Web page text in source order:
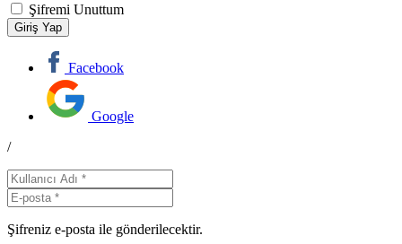
Şifremi Unuttum
Facebook
Google
/
Şifreniz e-posta ile gönderilecektir.